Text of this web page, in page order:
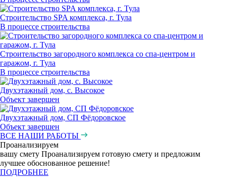
Строительство SPA комплекса, г. Тула
В процессе строительства
Строительство загородного комплекса со спа-центром и
гаражом, г. Тула
В процессе строительства
Двухэтажный дом, с. Высокое
Объект завершен
Двухэтажный дом, СП Фёдоровское
Объект завершен
ВСЕ НАШИ РАБОТЫ
Проанализируем
вашу смету Проанализируем готовую смету и предложим
лучшее обоснованное решение!
ПОДРОБНЕЕ